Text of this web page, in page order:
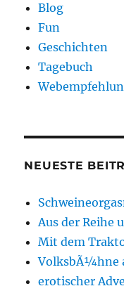
Blog
Fun
Geschichten
Tagebuch
NEUESTE
Aus der Reihe
Mit dem
VolksbÃ¼hne
erotischer